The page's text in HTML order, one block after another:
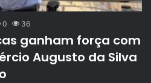
0 36
ganham força com
Augusto da Silva